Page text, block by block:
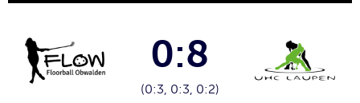
0:8
(0:3, 0:3, 0:2)